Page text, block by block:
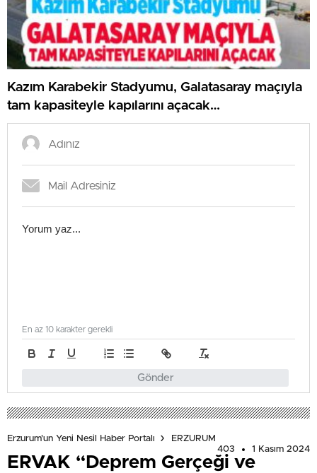
Kazım Karabekir Stadyumu, Galatasaray maçıyla
tam kapasiteyle kapılarını açacak…
Gönder
En az 10 karakter gerekli
Erzurum'un Yeni Nesil Haber Portalı
ERZURUM
403
1 Kasım 2024
ERVAK “Deprem Gerçeği ve